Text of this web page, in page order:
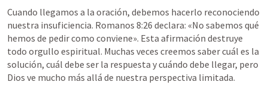
Cuando llegamos a la oración, debemos hacerlo reconociendo
nuestra insuficiencia. Romanos 8:26 declara: «No sabemos qué
hemos de pedir como conviene». Esta afirmación destruye
todo orgullo espiritual. Muchas veces creemos saber cuál es la
solución, cuál debe ser la respuesta y cuándo debe llegar, pero
Dios ve mucho más allá de nuestra perspectiva limitada.